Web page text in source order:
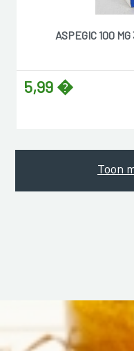
ASPEGIC 100
5,99 �
Toon